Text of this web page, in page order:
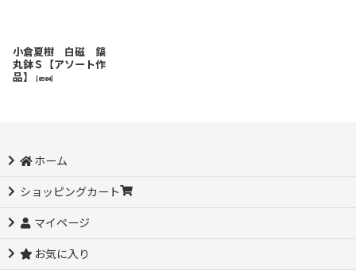
小倉夏樹 白磁 鎬
丸鉢Ｓ【アソート作
品】
8584]
ホーム
ショッピングカート
マイページ
お気に入り